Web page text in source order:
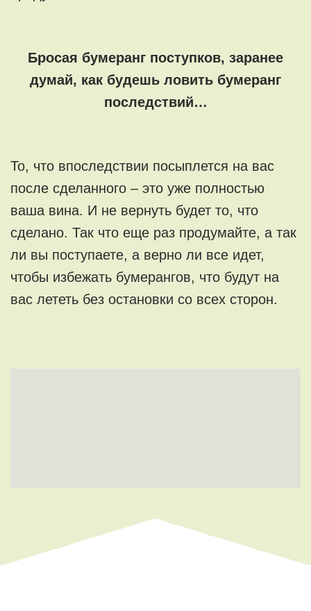
Бросая бумеранг поступков, заранее
думай, как будешь ловить бумеранг
последствий…
То, что впоследствии посыплется на вас
после сделанного – это уже полностью
ваша вина. И не вернуть будет то, что
сделано. Так что еще раз продумайте, а так
ли вы поступаете, а верно ли все идет,
чтобы избежать бумерангов, что будут на
вас лететь без остановки со всех сторон.